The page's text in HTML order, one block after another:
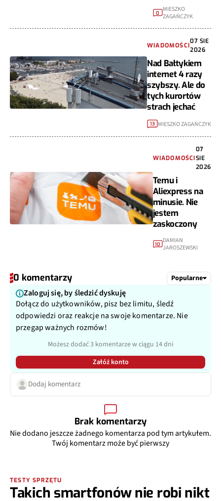
0 MIESZKO
ZAGAŃCZYK
WIADOMOŚCI
07 SIE
2026
Nad Bałtykiem
internet 4 razy
szybszy. Ale do
tych kurortów
strach jechać
13 MIESZKO ZAGAŃCZYK
WIADOMOŚCI
07
SIE
2026
Temu i
Aliexpress na
minusie. Nie
jestem
zaskoczony
10 DAMIAN
JAROSZEWSKI
0 komentarzy Popularne
Zaloguj się, by śledzić dyskuję
Dołącz do użytkowników, pisz bez limitu, śledź
odpowiedzi oraz reakcje na swoje komentarze. Nie
przegap ważnych rozmów!
Możesz dodać 3 komentarze w ciągu 14 dni
Załóż konto
Dodaj komentarz
Brak komentarzy
Nie dodano jeszcze żadnego komentarza pod tym artykułem.
Twój komentarz może być pierwszy
TESTY SPRZĘTU
Takich smartfonów nie robi nikt